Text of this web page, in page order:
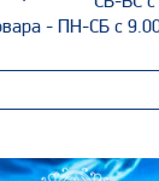
пароль- ПН-СБ с